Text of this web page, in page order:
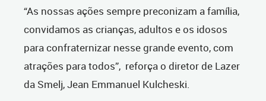
“As nossas ações sempre preconizam a família,
convidamos as crianças, adultos e os idosos
para confraternizar nesse grande evento, com
atrações para todos”, reforça o diretor de Lazer
da Smelj, Jean Emmanuel Kulcheski.